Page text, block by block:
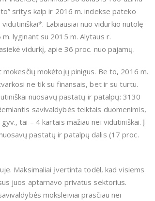
sritys kaip ir 2016 m. indekse pateko
Labiausiai nuo vidurkio nutolę
m. lyginant su 2015 m. Alytaus r.
vidurkį, apie 36 proc. nuo pajamų.
mokėtojų pinigus. Be to, 2016 m.
ne tik su finansais, bet ir su turtu.
nuosavų pastatų ir patalpų: 3130
savivaldybės teiktais duomenimis,
tai – 4 kartais mažiau nei vidutiniškai. Į
pastatų ir patalpų dalis (17 proc.
Maksimaliai įvertinta todėl, kad visiems
juos aptarnavo privatus sektorius.
moksleiviai prasčiau nei